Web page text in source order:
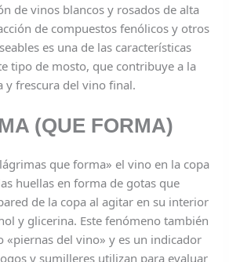
de vinos blancos y rosados de alta
de compuestos fenólicos y otros
es una de las características
tipo de mosto, que contribuye a la
y frescura del vino final.
(QUE FORMA)
que forma» el vino en la copa
huellas en forma de gotas que
de la copa al agitar en su interior
y glicerina. Este fenómeno también
«piernas del vino» y es un indicador
y sumilleres utilizan para evaluar